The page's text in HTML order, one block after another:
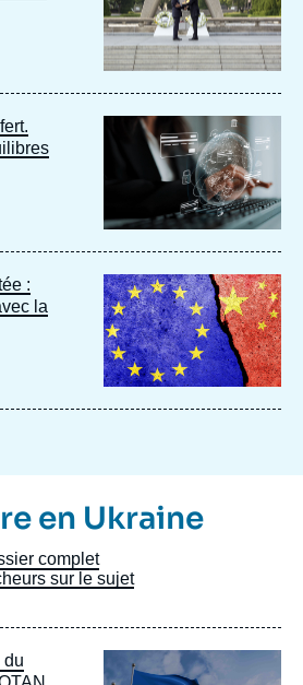
Image
principale
:
la
Image
principale
en Ukraine
complet
sur le sujet
du
Image
principale